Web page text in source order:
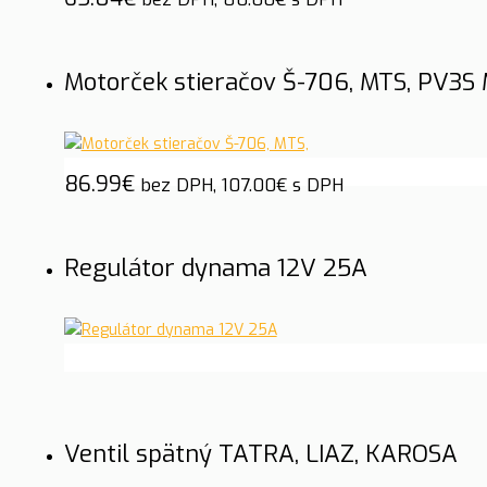
Motorček stieračov Š-706, MTS, PV3S
86.99€ bez DPH, 107.00€s DPH
Regulátor dynama 12V 25A
Ventil spätný TATRA, LIAZ, KAROSA